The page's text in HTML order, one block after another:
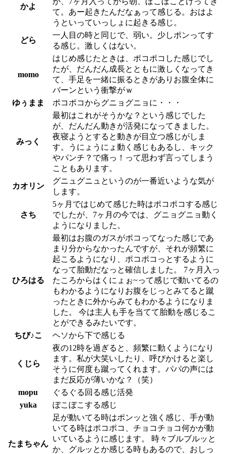
かよ
て。あー起きたんだなぁって感じる。おはよ
うといっていっしょに起きる感じ。
どら
一人目の時と同じで、弱い。少しポンってす
る感じ。激しくはない。
momo
はじめ感じたときは、ポコポコした感じでし
たが、だんだん成長とともに激しくなってき
て、手足を一緒に振るときがありお腹全体に
バーンという衝撃がｗ
ゆぅまま
ポコポコからグニョグニョに・・・
みっく
最初はこれがそうかな？という感じでした
が、だんだん動きが活発になってきました。
夜寝ようとすると動きが目立つ感じがしま
す。うにょうにょ動く感じもあるし、キック
やパンチ？で痛っ！って思わず言ってしまう
こともあります。
カオリン
グニュグニュというのが一番近いような気が
します。
さち
5ヶ月ではじめて感じた時はポコポコする感じ
でしたが、7ヶ月の今では、グニョグニョ動く
ようになりました。
ひろはる
最初はお腹のガスがポコってなった感じであ
まり分からなかったんですが、それが頻繁に
起こるようになり、ポコポコっとするように
なって胎動だなっと確信しました。 7ヶ月入っ
たころからはくにょぉ~って感じで動いてるの
もわかるようになりお腹をじっとみてると蹴
ったときに外からみてもわかるようになりま
した。 今は主人も手を当てて胎動を感じるこ
とができるみたいです。
ちび♪こ
ヘソから下で感じる
くじら
夜の12時を過ぎると、頻繁に動くようになり
ます。私が大笑いしたり、呼びかけると楽し
そうに何度も蹴ってくれます。パパの声には
まだ反応が薄いかな？（笑）
mopu
ぐるぐる回る感じ活発
yuka
ぼこぼこする感じ
たまちゃん
足が動いてる時はポンッと強く感じ、手が動
いてる時はポコポコ、チョコチョコ何かが動
いているように感じます。 時々ブルブルッと
か、グルッとか感じる時もあるので、おしっ